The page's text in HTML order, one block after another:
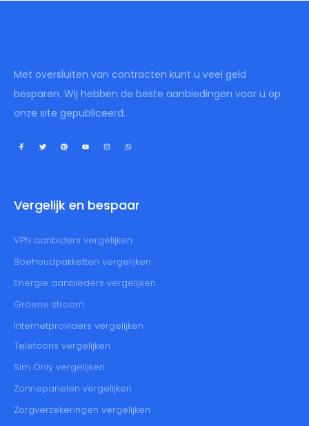
Met oversluiten van contracten kunt u veel geld
besparen. Wij hebben de beste aanbiedingen voor u op
onze site gepubliceerd.
Vergelijk en bespaar
VPN aanbiders vergelijken
Boehoudpakketten vergelijken
Energie aanbieders vergelijken
Groene stroom
Internetproviders vergelijken
Telefoons vergelijken
Sim Only vergelijken
Zonnepanelen vergelijken
Zorgverzekeringen vergelijken